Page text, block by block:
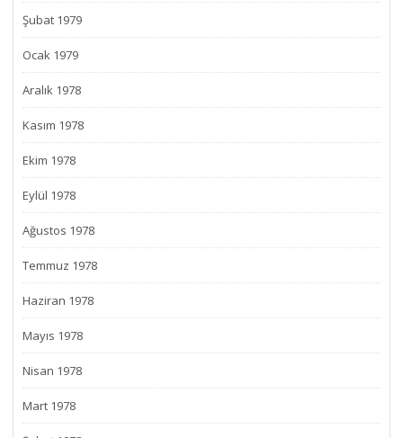
Şubat 1979
Ocak 1979
Aralık 1978
Kasım 1978
Ekim 1978
Eylül 1978
Ağustos 1978
Temmuz 1978
Haziran 1978
Mayıs 1978
Nisan 1978
Mart 1978